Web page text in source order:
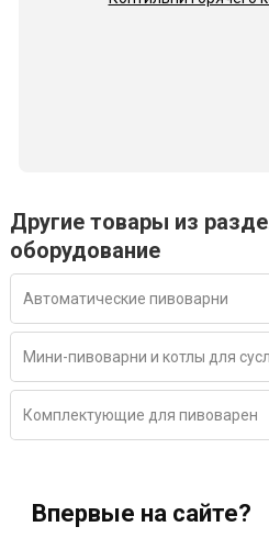
Другие товары из
оборудование
Автоматические пивоварни
Мини-пивоварни и котлы для
Комплектующие для пивоварен
Впервые на сайте?